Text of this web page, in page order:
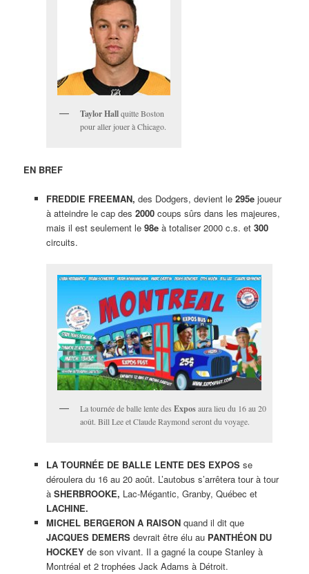
Taylor Hallquitte Boston
pour aller jouer à Chicago.
EN BREF
FREDDIE FREEMAN, des Dodgers, devient le 295ejoueur
à atteindre le cap des 2000coups sûrs dans les majeures,
mais il est seulement le 98eà totaliser 2000 c.s. et 300
circuits.
La tournée de balle lente des Exposaura lieu du 16 au 20
août. Bill Lee et Claude Raymond seront du voyage.
LA TOURNÉE DE BALLE LENTE DES EXPOS se
déroulera du 16 au 20 août. L’autobus s’arrêtera tour à tour
à SHERBROOKE, Lac-Mégantic, Granby, Québec et
LACHINE.
MICHEL BERGERON A RAISON quand il dit que
JACQUES DEMERSdevrait être élu au PANTHÉON DU
HOCKEY de son vivant. Il a gagné la coupe Stanley à
Montréal et 2 trophées Jack Adams à Détroit.